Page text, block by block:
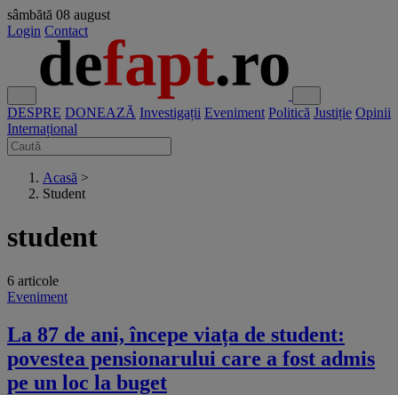
sâmbătă 08 august
Login Contact
DESPRE DONEAZĂ Investigații Eveniment Politică Justiție Opinii
Internațional
Acasă >
Student
student
6 articole
Eveniment
La 87 de ani, începe viața de student:
povestea pensionarului care a fost admis
pe un loc la buget